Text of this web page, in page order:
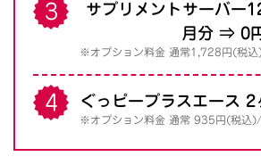
サプリメントサーバー
月分 ⇒ 0
※オプション料金 通常1,728円(税込
ぐっピープラスエース
※オプション料金 通常 935円(税込)/